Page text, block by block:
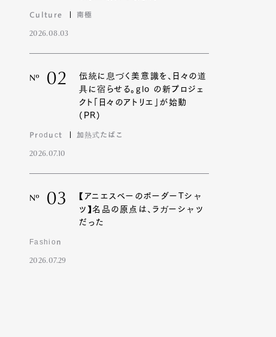
Culture 南極
2026.08.03
Nº 02
伝統に息づく美意識を、日々の道
具に宿らせる。glo の新プロジェ
クト「日々のアトリエ」が始動
(PR)
Product 加熱式たばこ
2026.07.10
Nº 03
【アニエスベーのボーダーTシャ
ツ】名品の原点は、ラガーシャツ
だった
Fashion
2026.07.29